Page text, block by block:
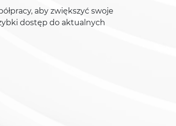
aby zwiększyć swoje
dostęp do aktualnych